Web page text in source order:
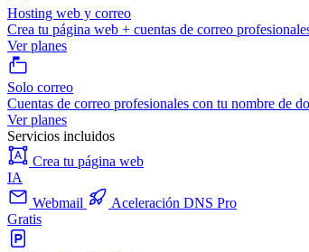
Hosting web y correo
Crea tu página web + cuentas de correo
Ver planes
Solo correo
Cuentas de correo profesionales con tu nombre de
Ver planes
Servicios incluidos
Crea tu página web
IA
Webmail
Aceleración DNS Pro
Gratis